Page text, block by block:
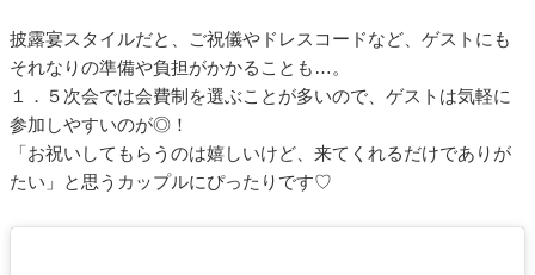
披露宴スタイルだと、ご祝儀やドレスコードなど、ゲストにも
それなりの準備や負担がかかることも…。
１．５次会では会費制を選ぶことが多いので、ゲストは気軽に
参加しやすいのが◎！
「お祝いしてもらうのは嬉しいけど、来てくれるだけでありが
たい」と思うカップルにぴったりです♡